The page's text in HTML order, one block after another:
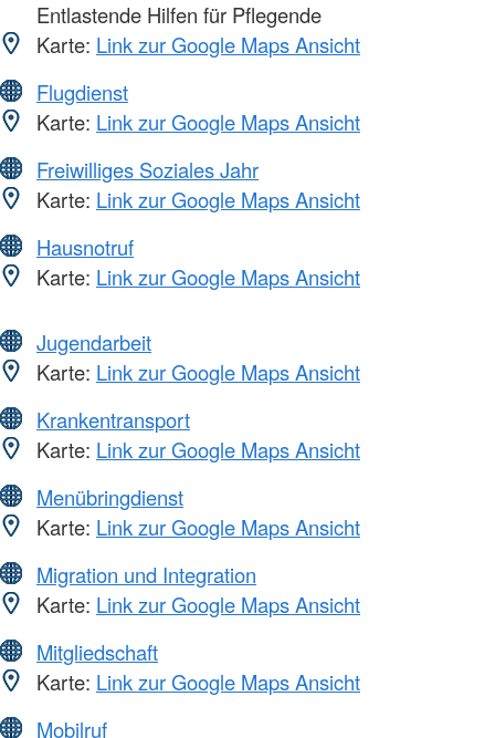
Entlastende Hilfen für Pflegende
Karte: Link zur Google Maps Ansicht
Flugdienst
Karte: Link zur Google Maps Ansicht
Freiwilliges Soziales Jahr
Karte: Link zur Google Maps Ansicht
Hausnotruf
Karte: Link zur Google Maps Ansicht
Jugendarbeit
Karte: Link zur Google Maps Ansicht
Krankentransport
Karte: Link zur Google Maps Ansicht
Menübringdienst
Karte: Link zur Google Maps Ansicht
Migration und Integration
Karte: Link zur Google Maps Ansicht
Mitgliedschaft
Karte: Link zur Google Maps Ansicht
Mobilruf